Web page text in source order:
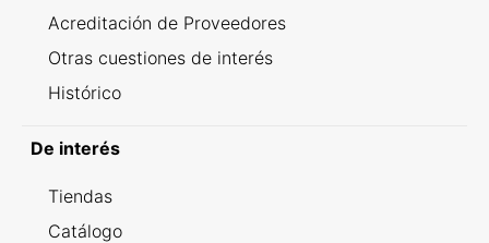
Acreditación de Proveedores
Otras cuestiones de interés
Histórico
De interés
Tiendas
Catálogo